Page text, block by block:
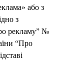
або з
з
рекламу” №
“Про